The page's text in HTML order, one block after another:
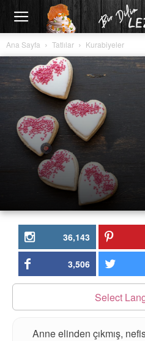
Ana Sayfa Tatlılar Kurabiyeler
36,143
3,506
Select
Anne elinden çıkmış,